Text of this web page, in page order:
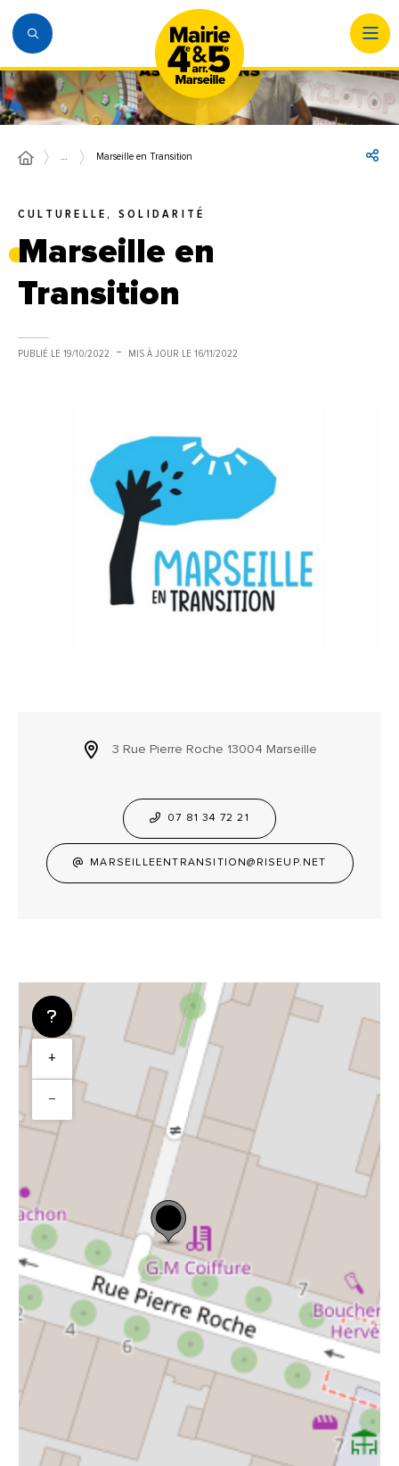
… Marseille en Transition
CULTURELLE, SOLIDARITÉ
Marseille en
Transition
PUBLIÉ LE 19/10/2022 MIS À JOUR LE 16/11/2022
3 Rue Pierre Roche 13004 Marseille
07 81 34 72 21
MARSEILLEENTRANSITION@RISEUP.NET
+
−